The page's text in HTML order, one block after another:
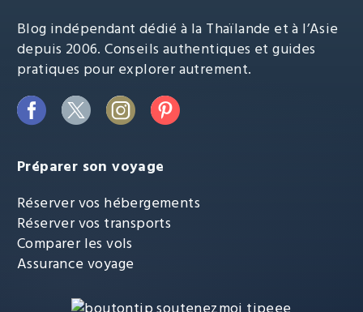
Blog indépendant dédié à la Thaïlande et à l’Asie
depuis 2006. Conseils authentiques et guides
pratiques pour explorer autrement.
Préparer son voyage
Réserver vos hébergements
Réserver vos transports
Comparer les vols
Assurance voyage